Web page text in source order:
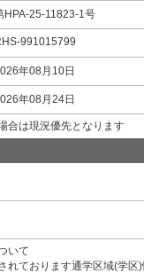
HPA-25-11823-1号
991015799
年08月10日
年08月24日
合は現況優先となります
いて
れております通学区域(学区